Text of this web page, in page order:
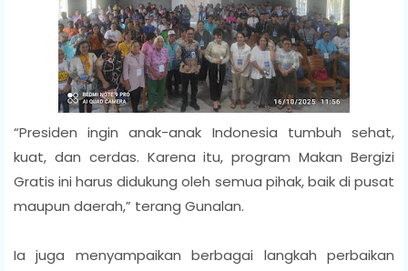
“Presiden ingin anak-anak Indonesia tumbuh sehat,
kuat, dan cerdas. Karena itu, program Makan Bergizi
Gratis ini harus didukung oleh semua pihak, baik di pusat
maupun daerah,” terang Gunalan.
Ia juga menyampaikan berbagai langkah perbaikan